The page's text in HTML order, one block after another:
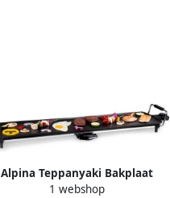
Alpina Teppanyaki Bakplaat
1800W Gourmet Grillplaat XL
1 webshop